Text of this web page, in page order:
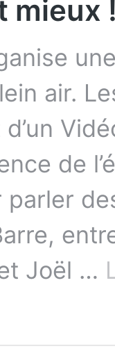
mieux
air.
de
Joël …